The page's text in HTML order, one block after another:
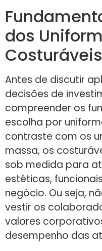
dos
Antes de discutir
decisões de
compreender os
escolha por
contraste com os
massa, os
sob medida para
estéticas,
negócio. Ou seja,
vestir os
valores
desempenho das